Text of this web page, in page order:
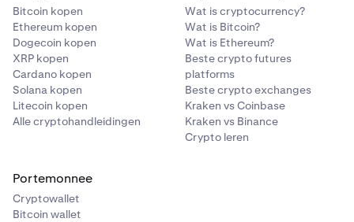
Bitcoin kopen
Ethereum kopen
Dogecoin kopen
XRP kopen
Cardano kopen
Solana kopen
Litecoin kopen
Alle cryptohandleidingen
Wat is cryptocurrency?
Wat is Bitcoin?
Wat is Ethereum?
Beste crypto futures
platforms
Beste crypto exchanges
Kraken vs Coinbase
Kraken vs Binance
Crypto leren
Portemonnee
Cryptowallet
Bitcoin wallet